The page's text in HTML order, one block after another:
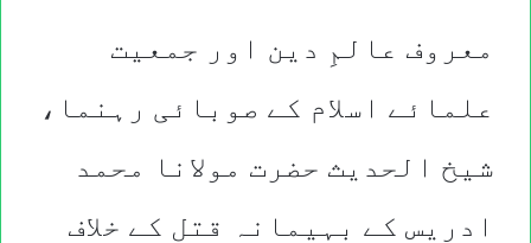
معروف عالمِ دین اور جمعیت
علمائے اسلام کے صوبائی رہنما،
شیخ الحدیث حضرت مولانا محمد
ادریس کے بہیمانہ قتل کے خلاف